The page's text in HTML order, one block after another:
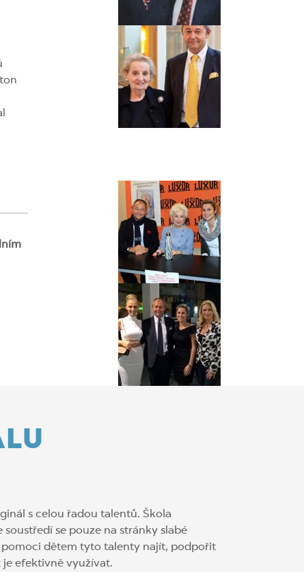
s celou řadou talentů. Škola
se pouze na stránky slabé
pomoci dětem tyto talenty najít, podpořit
efektivně využívat.